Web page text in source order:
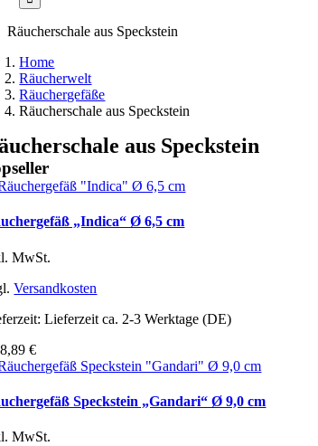
Räucherschale aus Speckstein
Home
Räucherwelt
Räuchergefäße
Räucherschale aus Speckstein
aus Speckstein
„Indica“ Ø 6,5 cm
MwSt.
Versandkosten
Lieferzeit ca. 2-3 Werktage (DE)
8,89€
Speckstein „Gandari“ Ø 9,0 cm
MwSt.